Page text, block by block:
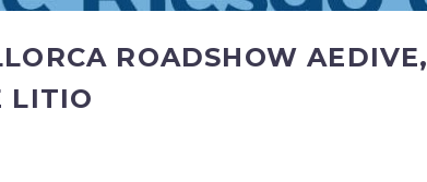
ROADSHOW
LITIO